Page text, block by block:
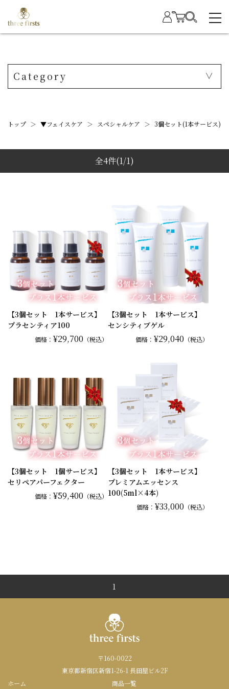
Category
トップ ＞ ▼フェイスケア ＞ スペシャルケア ＞ 3個セット(1本サービス)
全4件(1/1)
【3個セット 1本サービス】
プラセンティア100
価格： ¥29,700 （税込）
【3個セット 1本サービス】
センシティブゲル
価格： ¥29,040 （税込）
【3個セット 1個サービス】
セリペアパーフェクター
価格：¥59,400 （税込）
【3個セット 1本サービス】
プレミアムエッセンス
100(5ml×4本)
価格： ¥33,000 （税込）
1
〒160-0022
東京都新宿区新宿1-26-1 長田屋ビル2F
ホーム
商品一覧